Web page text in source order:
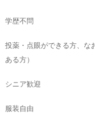
学歴不問
投薬・点眼ができる方、な
ある方）
シニア歓迎
服装自由